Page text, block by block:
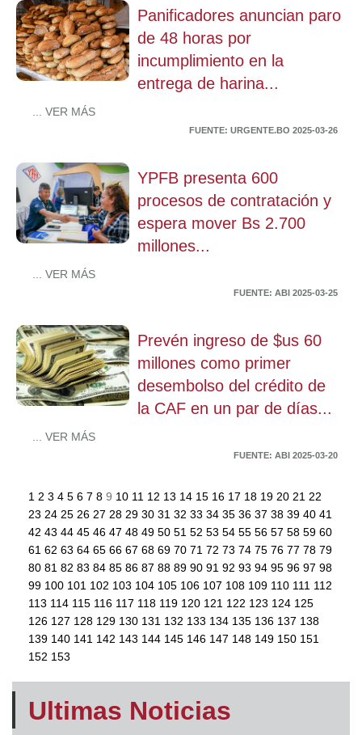
Panificadores anuncian paro
de 48 horas por
incumplimiento en la
entrega de harina...
... VER MÁS
FUENTE: URGENTE.BO 2025-03-26
YPFB presenta 600
procesos de contratación y
espera mover Bs 2.700
millones...
... VER MÁS
FUENTE: ABI 2025-03-25
Prevén ingreso de $us 60
millones como primer
desembolso del crédito de
la CAF en un par de días...
... VER MÁS
FUENTE: ABI 2025-03-20
1 2 3 4 5 6 7 8 9 10 11 12 13 14 15 16 17 18 19 20 21 22
23 24 25 26 27 28 29 30 31 32 33 34 35 36 37 38 39 40 41
42 43 44 45 46 47 48 49 50 51 52 53 54 55 56 57 58 59 60
61 62 63 64 65 66 67 68 69 70 71 72 73 74 75 76 77 78 79
80 81 82 83 84 85 86 87 88 89 90 91 92 93 94 95 96 97 98
99 100 101 102 103 104 105 106 107 108 109 110 111 112
113 114 115 116 117 118 119 120 121 122 123 124 125
126 127 128 129 130 131 132 133 134 135 136 137 138
139 140 141 142 143 144 145 146 147 148 149 150 151
152 153
Ultimas Noticias